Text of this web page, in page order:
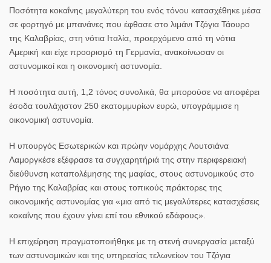
Ποσότητα κοκαΐνης μεγαλύτερη του ενός τόνου κατασχέθηκε μέσα
σε φορτηγό με μπανάνες που έφθασε στο λιμάνι Τζόγια Τάουρο
της Καλαβρίας, στη νότια Ιταλία , προερχόμενο από τη νότια
Αμερική και είχε προορισμό τη Γερμανία, ανακοίνωσαν οι
αστυνομικοί και η οικονομική αστυνομία.
Η ποσότητα αυτή, 1,2 τόνος συνολικά, θα μπορούσε να αποφέρει
έσοδα τουλάχιστον 250 εκατομμυρίων ευρώ, υπογράμμισε η
οικονομική αστυνομία.
Η υπουργός Εσωτερικών και πρώην νομάρχης Λουτσιάνα
Λαμοργκέσε εξέφρασε τα συγχαρητήριά της στην περιφερειακή
διεύθυνση καταπολέμησης της μαφίας, στους αστυνομικούς στο
Ρήγιο της Καλαβρίας και στους τοπικούς πράκτορες της
οικονομικής αστυνομίας για «μια από τις μεγαλύτερες κατασχέσεις
κοκαΐνης που έχουν γίνει επί του εθνικού εδάφους».
Η επιχείρηση πραγματοποιήθηκε με τη στενή συνεργασία μεταξύ
των αστυνομικών και της υπηρεσίας τελωνείων του Τζόγια